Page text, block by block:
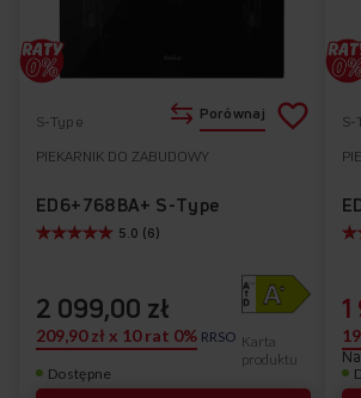
Dostępne
S-Type
PIEKARNIK DO ZABUDOWY
ED6+768BA+ S-Type
5.0 (6)
Karta
produktu
2 099,00 zł
209,90 zł x 10 rat 0% RRSO
Porównaj Dodaj
S-
1